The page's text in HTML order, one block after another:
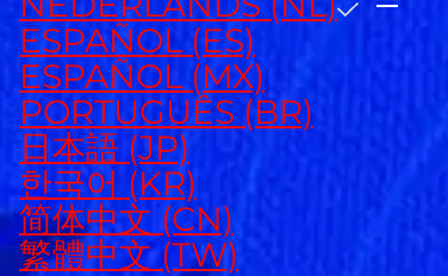
ESPAÑOL (ES)
ESPAÑOL (MX)
PORTUGUÊS (BR)
日本語 (JP)
한국어 (KR)
简体中文 (CN)
繁體中文 (TW)